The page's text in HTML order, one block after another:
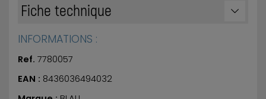
Fiche technique
INFORMATIONS :
Ref. 7780057
EAN : 8436036494032